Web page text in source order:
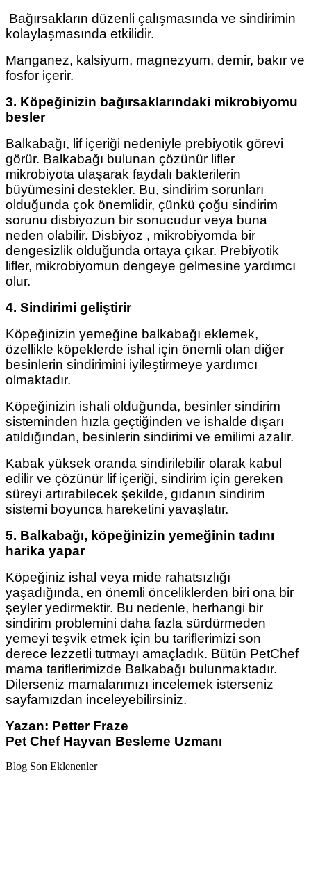
Bağırsakların düzenli çalışmasında ve sindirimin
kolaylaşmasında etkilidir.
Manganez, kalsiyum, magnezyum, demir, bakır ve
fosfor içerir.
3. Köpeğinizin bağırsaklarındaki mikrobiyomu
besler
Balkabağı, lif içeriği nedeniyle prebiyotik görevi
görür. Balkabağı bulunan çözünür lifler
mikrobiyota ulaşarak faydalı bakterilerin
büyümesini destekler. Bu, sindirim sorunları
olduğunda çok önemlidir, çünkü çoğu sindirim
sorunu disbiyozun bir sonucudur veya buna
neden olabilir. Disbiyoz , mikrobiyomda bir
dengesizlik olduğunda ortaya çıkar. Prebiyotik
lifler, mikrobiyomun dengeye gelmesine yardımcı
olur.
4. Sindirimi geliştirir
Köpeğinizin yemeğine balkabağı eklemek,
özellikle köpeklerde ishal için önemli olan diğer
besinlerin sindirimini iyileştirmeye yardımcı
olmaktadır.
Köpeğinizin ishali olduğunda, besinler sindirim
sisteminden hızla geçtiğinden ve ishalde dışarı
atıldığından, besinlerin sindirimi ve emilimi azalır.
Kabak yüksek oranda sindirilebilir olarak kabul
edilir ve çözünür lif içeriği, sindirim için gereken
süreyi artırabilecek şekilde, gıdanın sindirim
sistemi boyunca hareketini yavaşlatır.
5. Balkabağı, köpeğinizin yemeğinin tadını
harika yapar
Köpeğiniz ishal veya mide rahatsızlığı
yaşadığında, en önemli önceliklerden biri ona bir
şeyler yedirmektir. Bu nedenle, herhangi bir
sindirim problemini daha fazla sürdürmeden
yemeyi teşvik etmek için bu tariflerimizi son
derece lezzetli tutmayı amaçladık. Bütün PetChef
mama tariflerimizde Balkabağı bulunmaktadır.
Dilerseniz mamalarımızı incelemek isterseniz
sayfamızdan inceleyebilirsiniz.
Yazan: Petter Fraze
Pet Chef Hayvan Besleme Uzmanı
Blog Son Eklenenler